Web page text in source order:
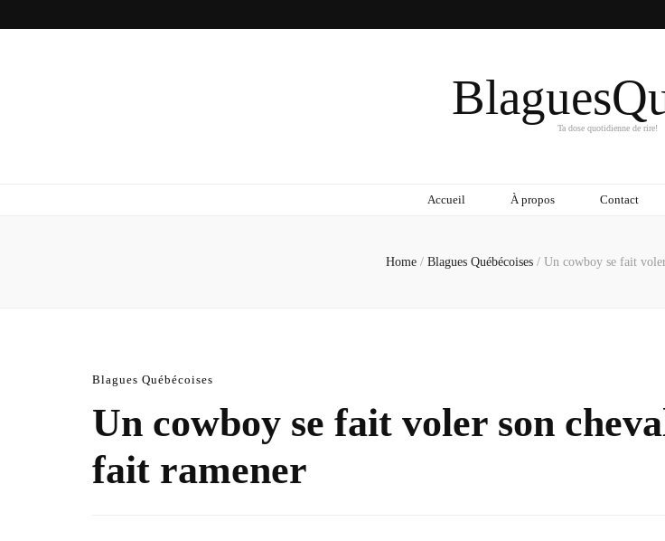
Ta dose quotidienne de rire!
Accueil À propos Contact
Home / Blagues Québécoises / Un cowboy se fait
Blagues Québécoises
Un cowboy se fait voler son
fait ramener